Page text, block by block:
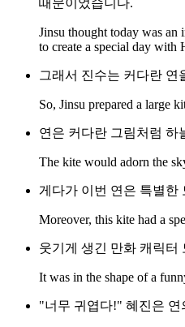
때문이었습니다.
Jinsu thought today was an
to create a special day with
그래서 진수는 커다란 연
So, Jinsu prepared a large
연은 커다란 그림처럼 하
The kite would adorn the
게다가 이번 연은 특별한
Moreover, this kite had a
웃기게 생긴 만화 캐릭터
It was in the shape of a
"너무 귀엽다!" 혜진은 연